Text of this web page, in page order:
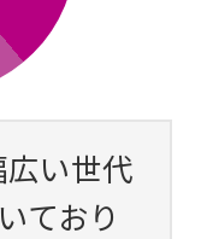
い世代
ており